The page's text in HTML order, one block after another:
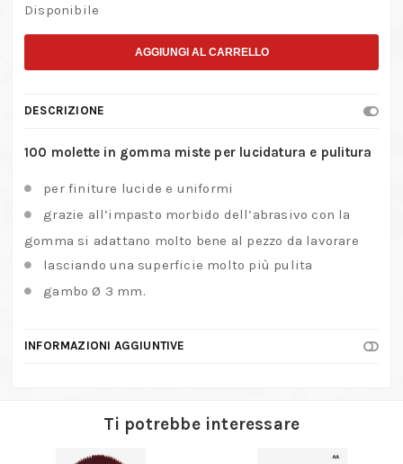
Disponibile
AGGIUNGI AL CARRELLO
DESCRIZIONE
100 molette in gomma miste per lucidatura e pulitura
per finiture lucide e uniformi
grazie all’impasto morbido dell’abrasivo con la
gomma si adattano molto bene al pezzo da lavorare
lasciando una superficie molto più pulita
gambo Ø 3 mm.
INFORMAZIONI AGGIUNTIVE
Ti potrebbe interessare